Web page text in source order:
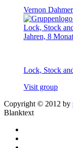
Vernon Dahmer
Lock, Stock
Jahren, 8
Lock, Stock
Visit group
Copyright © 2012 by
Blanktext